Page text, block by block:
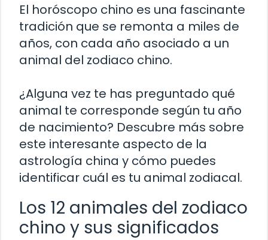
El horóscopo chino es una fascinante
tradición que se remonta a miles de
años, con cada año asociado a un
animal del zodiaco chino.
¿Alguna vez te has preguntado qué
animal te corresponde según tu año
de nacimiento? Descubre más sobre
este interesante aspecto de la
astrología china y cómo puedes
identificar cuál es tu animal zodiacal.
Los 12 animales del zodiaco
chino y sus significados